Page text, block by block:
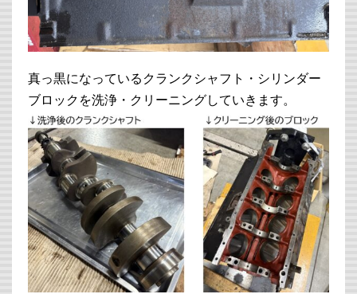
真っ黒になっているクランクシャフト・シリンダー
ブロックを洗浄・クリーニングしていきます。